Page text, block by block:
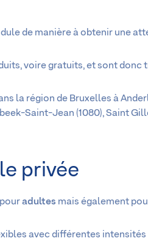
de manière à obtenir une
voire gratuits, et sont
la région de Bruxelles à
Saint-Jean (1080), Saint
privée
pouradultes mais également
avec différentes